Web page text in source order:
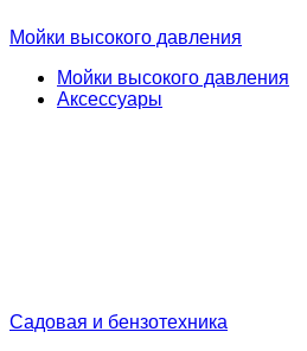
Мойки высокого давления
Мойки высокого давления
Аксессуары
Садовая и бензотехника